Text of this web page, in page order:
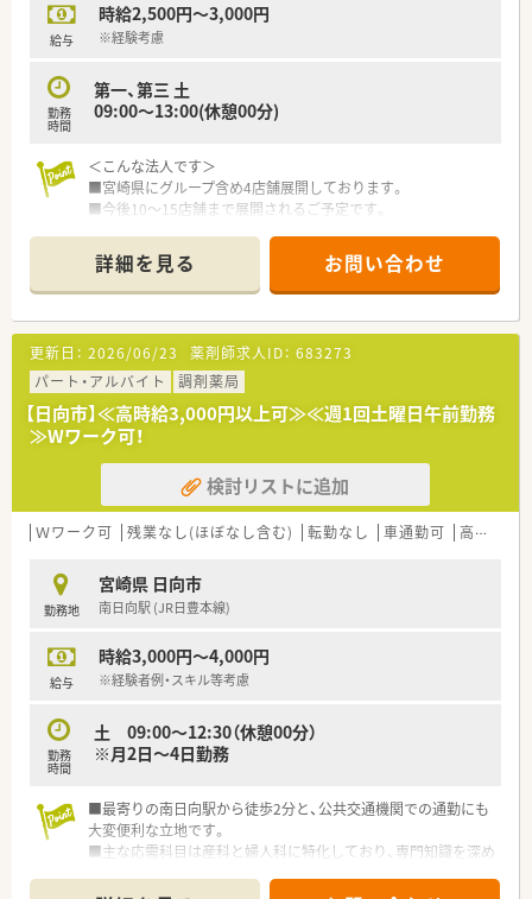
給与
時給2,500円～3,000円
※経験考慮
勤務
時間
第一、第三 土
09:00～13:00(休憩00分)
＜こんな法人です＞
■宮崎県にグループ含め4店舗展開しております。
■今後10～15店舗まで展開されるご予定です。
■もう1店舗も取得準備はできている店舗です。
■設立8年目でかなり急成長している法人です。
■社長も薬剤師の為、ヘルプが必要な際は全店の現場に入ってお
ります。
■休暇取得時も勤怠管理システムで報告のみで取得可能です。
■残業単位も1分単位で計算されます。
■全体で平均年齢30代半ばの法人です。
≪こんな方にオススメ≫
■Wワークで働きたい方
■高時給で働きたい方
■単発で働きたい方
詳細を見る お問い合わせ
更新日： 2026/06/23 薬剤師求人ID： 683273
パート・アルバイト
調剤薬局
【日向市】≪高時給3,000円以上可≫≪週1回土曜日午前勤務
≫Wワーク可！
検討リストに追加
Ｗワーク可 残業なし(ほぼなし含む) 転勤なし 車通勤可 高時給(2,500円以上)
勤務地
宮崎県 日向市
南日向駅 (JR日豊本線)
給与
時給3,000円～4,000円
※経験者例・スキル等考慮
勤務
時間
土 09:00～12:30（休憩00分）
※月2日～4日勤務
■最寄りの南日向駅から徒歩2分と、公共交通機関での通勤にも
大変便利な立地です。
■主な応需科目は産科と婦人科に特化しており、専門知識を深め
■処方箋は一日30枚前後で、患者様一人ひとりに時間をかけて